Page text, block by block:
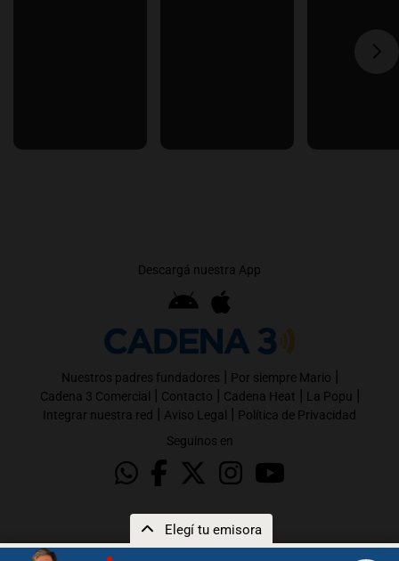
Elegí tu emisora
Descargá nuestra App
Nuestros padres fundadores | Por siempre Mario |
Cadena 3 Comercial | Contacto | Cadena Heat | La Popu |
Integrar nuestra red | Aviso Legal | Política de Privacidad
Seguinos en